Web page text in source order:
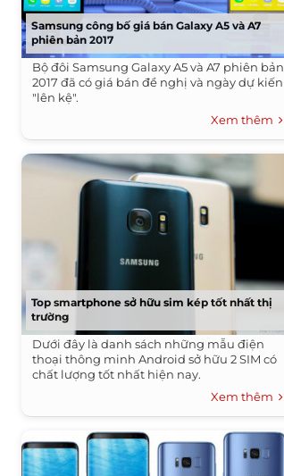
Samsung công bố giá bán Galaxy A5 và A7
phiên bản 2017
Bộ đôi Samsung Galaxy A5 và A7 phiên bản
2017 đã có giá bán đề nghị và ngày dự kiến
"lên kệ".
Xem thêm
Top smartphone sở hữu sim kép tốt nhất thị
trường
Dưới đây là danh sách những mẫu điện
thoại thông minh Android sở hữu 2 SIM có
chất lượng tốt nhất hiện nay.
Xem thêm